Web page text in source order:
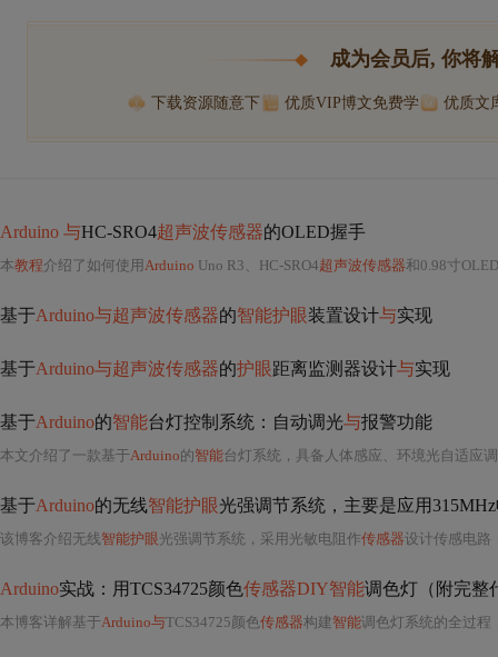
成为会员后, 你将
下载资源随意下 优质VIP博文免费学 优质文
Arduino 与HC-SRO4超声波传感器的OLED握手
本教程介绍了如何使用Arduino Uno R3、HC-SRO4超声波传感器和0.98寸
基于Arduino与超声波传感器的智能护眼装置设计与实现
基于Arduino与超声波传感器的护眼距离监测器设计与实现
基于Arduino的智能台灯控制系统：自动调光与报警功能
本文介绍了一款基于Arduino的智能台灯系统，具备人体感应、环境光自适应调光、手动调光
基于Arduino的无线智能护眼光强调节系统，主要是应用
该博客介绍无线智能护眼 光强调节系统，采用光敏电阻作传感器设计传感电路
Arduino实战：用TCS34725颜色传感器DIY智能调色灯（附完整
本博客详解基于Arduino与TCS34725颜色传感器构建智能调色灯系统的全过程